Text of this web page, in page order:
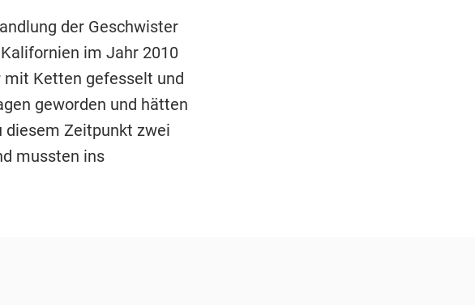
der Geschwister
im Jahr 2010
mit Ketten gefesselt und
geworden und hätten
diesem Zeitpunkt zwei
mussten ins